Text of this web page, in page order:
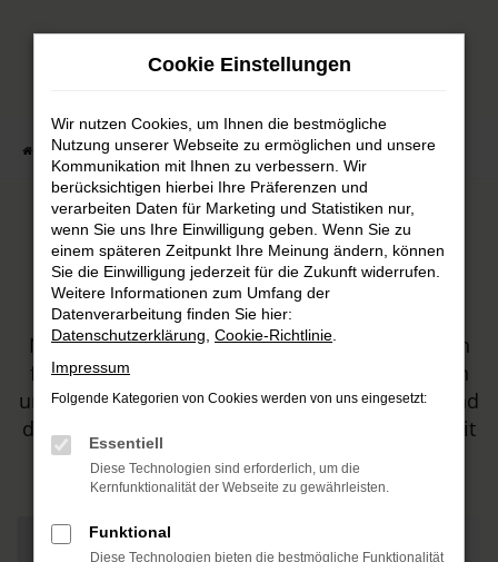
Zum
Startseite Automobile Fahrzeugmarkt
Unser Fahrzeugbestand
HARKE MOTORS ist Ihr Autohaus, sowohl für
Neuwagen von Honda und Mitsubishi, als auch
für Tageszulassungen und Gebrauchtwagen. In
unserem Sortiment werden Sie sicher fündig und
dürfen sich zudem auf erstklassige Beratung mit
viel Leidenschaft freuen.
Cookie Einstellungen
Wir nutzen Cookies, um Ihnen die bestmögliche
Nutzung unserer Webseite zu ermöglichen und unsere
Kommunikation mit Ihnen zu verbessern. Wir
berücksichtigen hierbei Ihre Präferenzen und
verarbeiten Daten für Marketing und Statistiken nur,
wenn Sie uns Ihre Einwilligung geben. Wenn Sie zu
einem späteren Zeitpunkt Ihre Meinung ändern, können
Sie die Einwilligung jederzeit für die Zukunft widerrufen.
Weitere Informationen zum Umfang der
Datenverarbeitung finden Sie hier:
Datenschutzerklärung Cookie-Richtlinie
Impressum
Folgende Kategorien von Cookies werden von uns eingesetzt:
Essentiell
Diese Technologien sind erforderlich, um die
Kernfunktionalität der Webseite zu gewährleisten.
Funktional
Diese Technologien bieten die bestmögliche Funktionalität